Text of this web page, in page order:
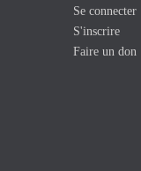
Se connecter
S'inscrire
Faire un don